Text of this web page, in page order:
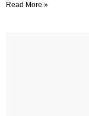
Read More »